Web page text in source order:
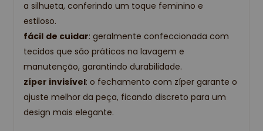
a silhueta, conferindo um toque feminino e
estiloso.
fácil de cuidar: geralmente confeccionada com
tecidos que são práticos na lavagem e
manutenção, garantindo durabilidade.
zíper invisível: o fechamento com zíper garante o
ajuste melhor da peça, ficando discreto para um
design mais elegante.